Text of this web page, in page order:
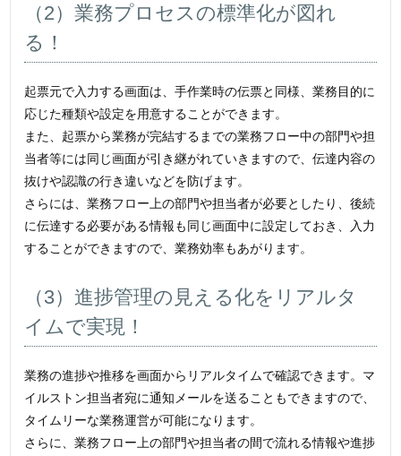
（2）業務プロセスの標準化が図れ
る！
起票元で入力する画面は、手作業時の伝票と同様、業務目的に
応じた種類や設定を用意することができます。
また、起票から業務が完結するまでの業務フロー中の部門や担
当者等には同じ画面が引き継がれていきますので、伝達内容の
抜けや認識の行き違いなどを防げます。
さらには、業務フロー上の部門や担当者が必要としたり、後続
に伝達する必要がある情報も同じ画面中に設定しておき、入力
することができますので、業務効率もあがります。
（3）進捗管理の見える化をリアルタ
イムで実現！
業務の進捗や推移を画面からリアルタイムで確認できます。マ
イルストン担当者宛に通知メールを送ることもできますので、
タイムリーな業務運営が可能になります。
さらに、業務フロー上の部門や担当者の間で流れる情報や進捗